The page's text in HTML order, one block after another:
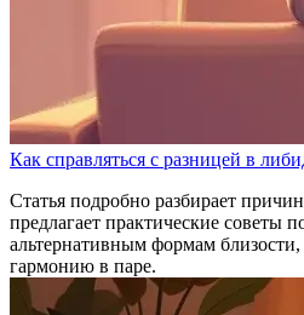
Как справляться с разницей в
Статья подробно разбирает
предлагает практические советы
альтернативным формам
гармонию в паре.